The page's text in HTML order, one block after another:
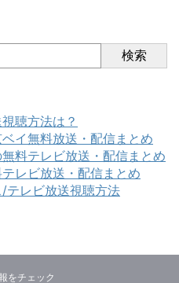
検索
聴方法は？
イ無料放送・配信まとめ
料テレビ放送・配信まとめ
レビ放送・配信まとめ
テレビ放送視聴方法
をチェック